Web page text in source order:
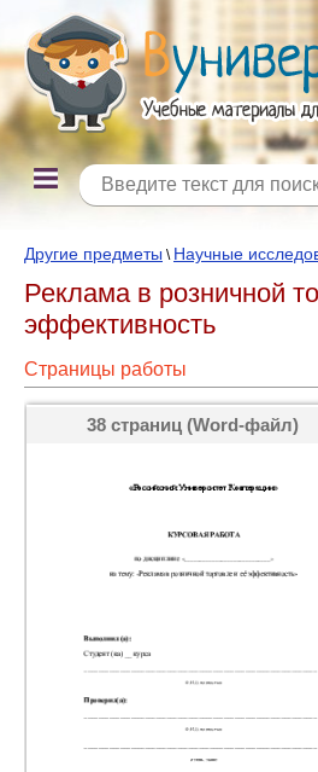
Другие предметы \ Научные
Реклама в розничной
эффективность
Страницы работы
38 страниц (Word-файл)